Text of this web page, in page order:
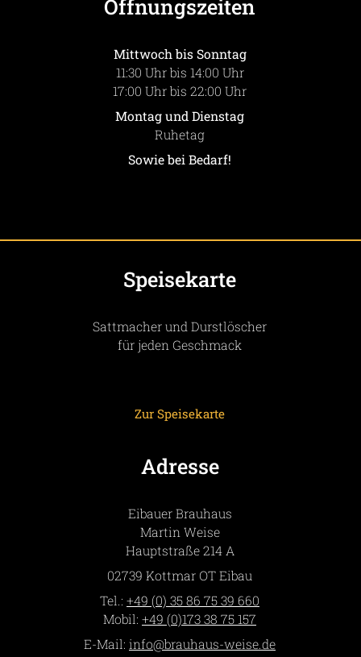
Öffnungszeiten
Mittwoch bis Sonntag
11:30 Uhr bis 14:00 Uhr
17:00 Uhr bis 22:00 Uhr
Montag und Dienstag
Ruhetag
Sowie bei Bedarf!
Speisekarte
Sattmacher und Durstlöscher
für jeden Geschmack
Zur Speisekarte
Adresse
Eibauer Brauhaus
MartinWeise
Hauptstraße 214 A
02739 Kottmar OT Eibau
Tel.: +49 (0) 35 86 75 39 660
Mobil: +49 (0)173 38 75 157
E-Mail: info­@­brauhaus-weise­.­de